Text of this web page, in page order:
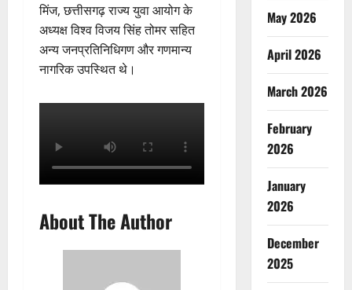
मिंज, छत्तीसगढ़ राज्य युवा आयोग के
अध्यक्ष विश्व विजय सिंह तोमर सहित
अन्य जनप्रतिनिधिगण और गणमान्य
नागरिक उपस्थित थे।
About The Author
May 2026
April 2026
March 2026
February
2026
January
2026
December
2025